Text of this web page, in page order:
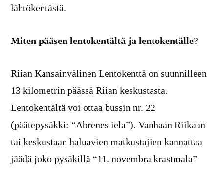
lähtökentästä.
Miten pääsen lentokentältä ja lentokentälle?
Riian Kansainvälinen Lentokenttä on suunnilleen
13 kilometrin päässä Riian keskustasta.
Lentokentältä voi ottaa bussin nr. 22
(päätepysäkki: “Abrenes iela”). Vanhaan Riikaan
tai keskustaan haluavien matkustajien kannattaa
jäädä joko pysäkillä “11. novembra krastmala”